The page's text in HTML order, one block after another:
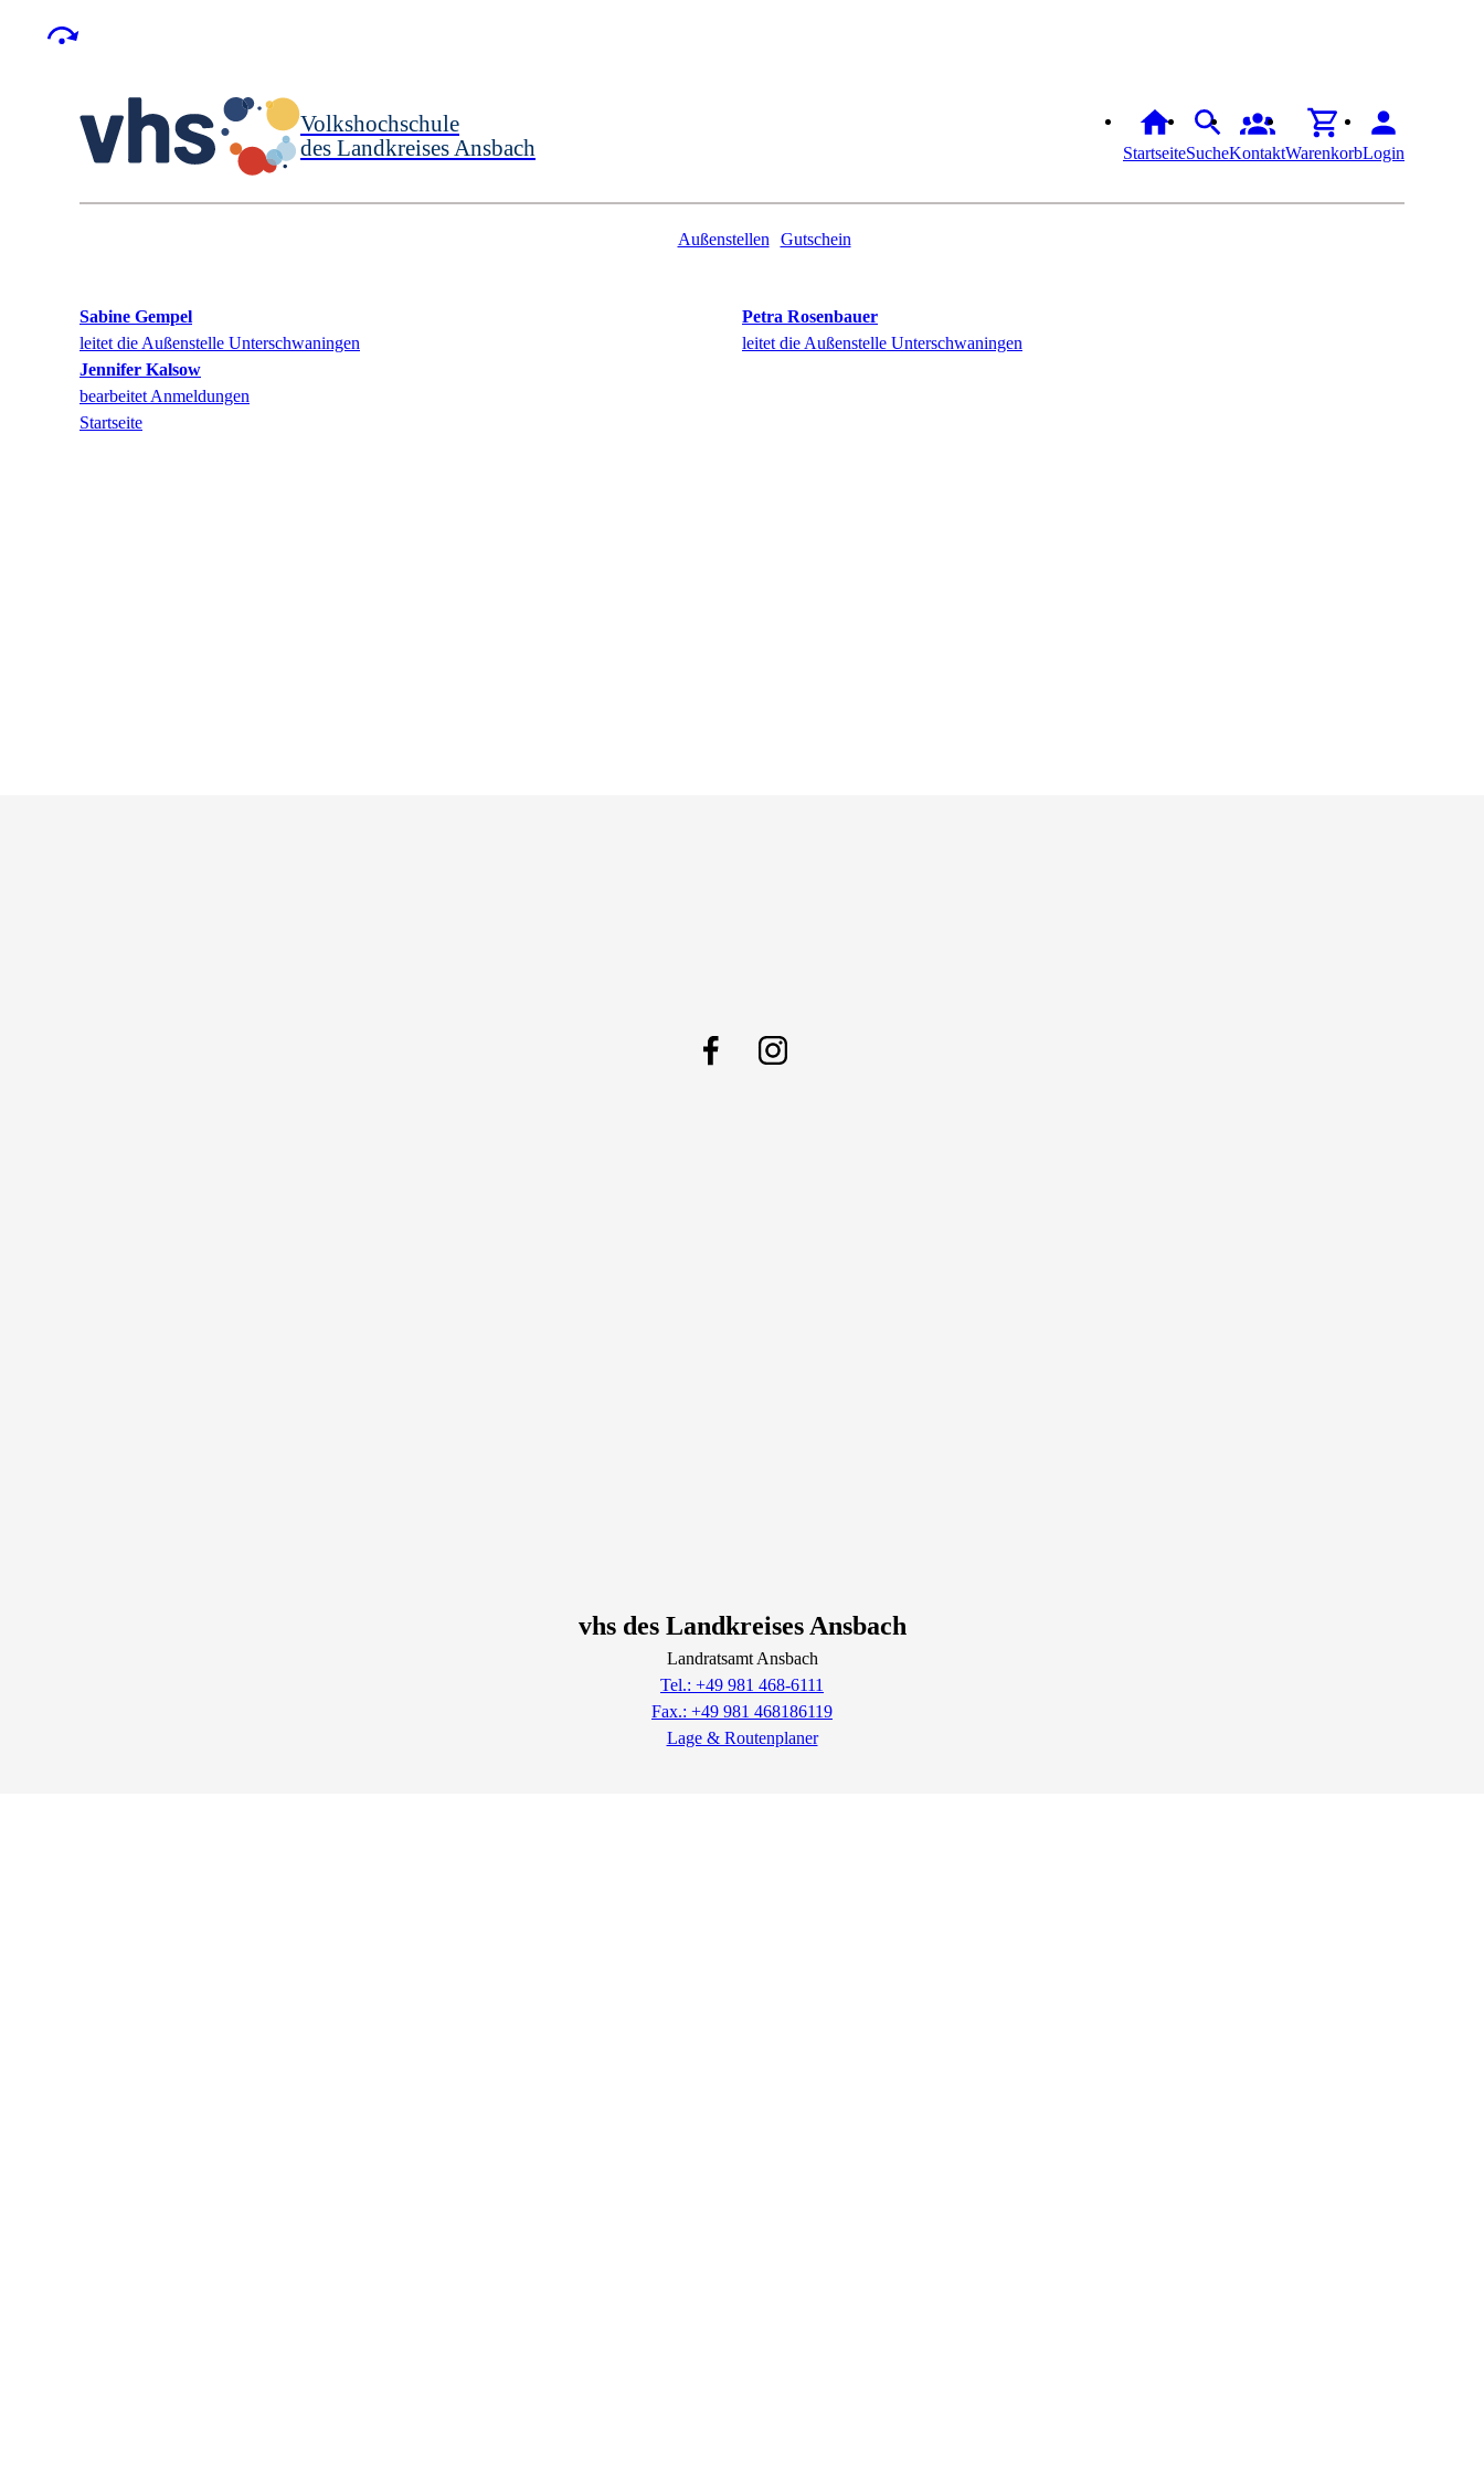
Volkshochschule
des Landkreises Ansbach
StartseiteSucheKontaktWarenkorbLogin
Außenstellen Gutschein
Sabine Gempel
leitet die Außenstelle Unterschwaningen
Petra Rosenbauer
leitet die Außenstelle Unterschwaningen
Jennifer Kalsow
bearbeitet Anmeldungen
Startseite
vhs des Landkreises Ansbach
Landratsamt Ansbach
Tel.: +49 981 468-6111
Fax.: +49 981 468186119
Lage & Routenplaner